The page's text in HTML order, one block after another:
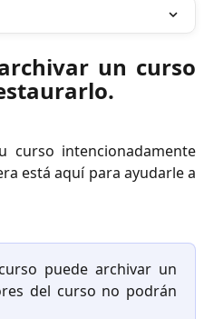
un curso
curso intencionadamente
está aquí para ayudarle a
puede archivar un
del curso no podrán